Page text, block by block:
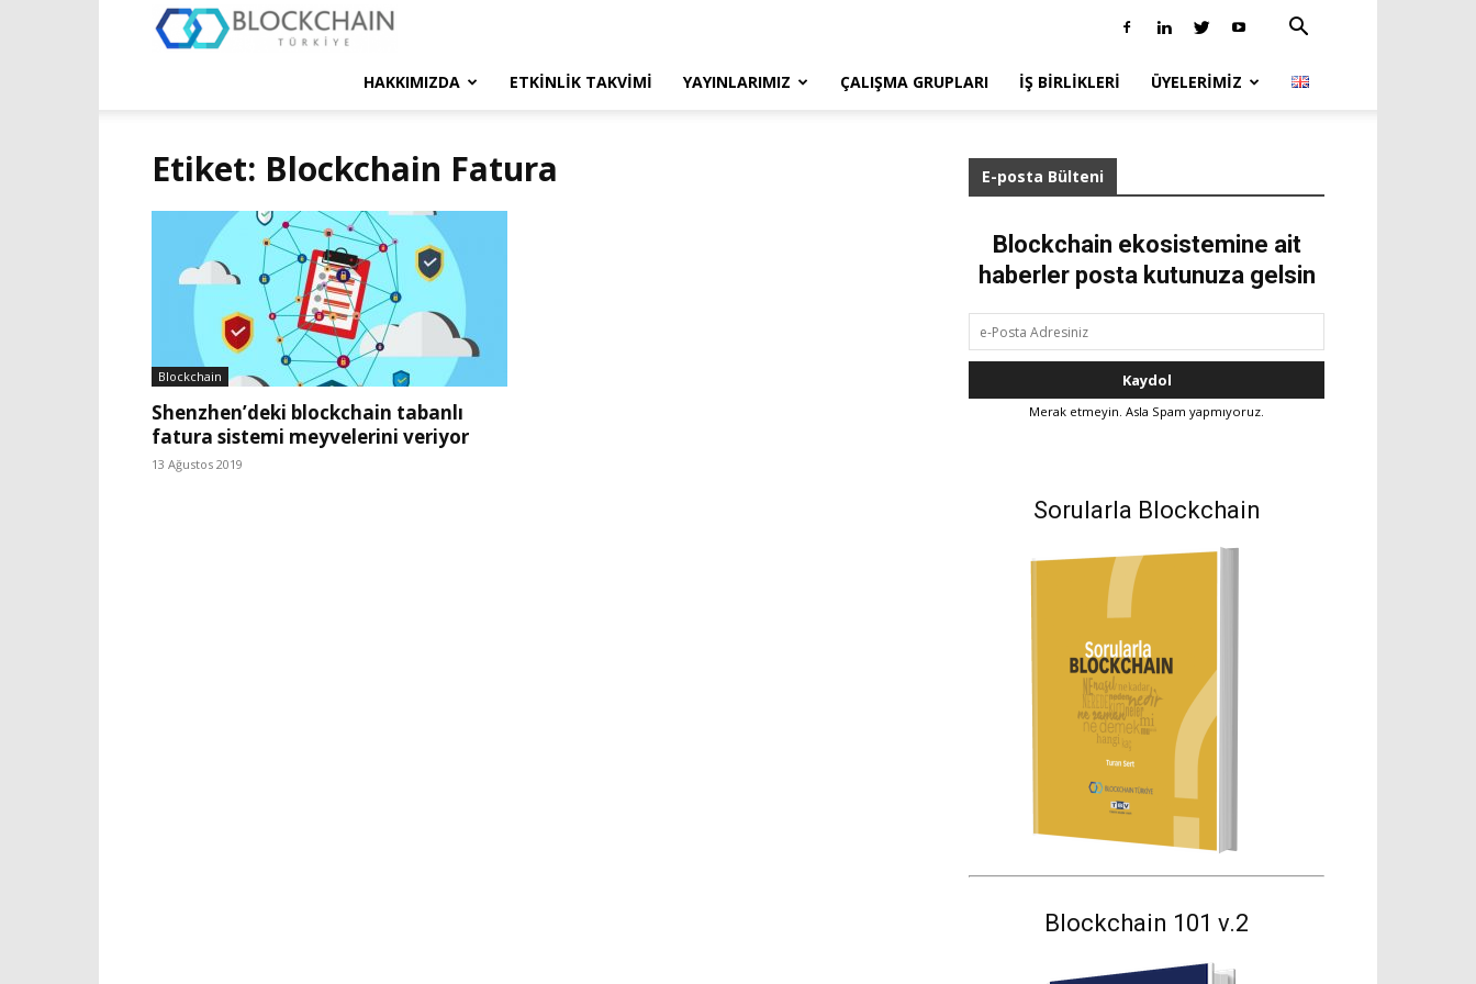
Türkiye
HAKKIMIZDA ETKINLIK TAKVIMI YAYINLARIMIZ ÇALIŞMA GRUPLARI İŞ BIRLIKLERI ÜYELERIMIZ
Etiket: Blockchain Fatura
Blockchain
Shenzhen’deki blockchain tabanlı
fatura sistemi meyvelerini veriyor
13 Ağustos 2019
E-posta Bülteni
Blockchain ekosistemine ait
haberler posta kutunuza gelsin
Merak etmeyin. Asla Spam yapmıyoruz.
Sorularla Blockchain
Blockchain 101 v.2